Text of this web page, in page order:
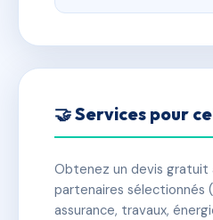
🤝 Services pour
Obtenez un devis gratuit
partenaires sélectionnés
assurance, travaux,